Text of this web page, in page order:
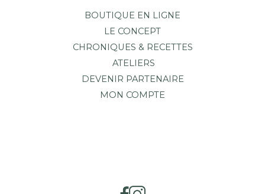
BOUTIQUE EN LIGNE
LE CONCEPT
CHRONIQUES & RECETTES
ATELIERS
DEVENIR PARTENAIRE
MON COMPTE